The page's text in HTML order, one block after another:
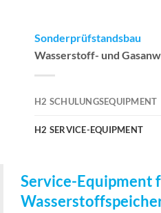
Sonderprüfstandsbau
Wasserstoff- und
H2 SCHULUNGSEQUIPMENT
H2 SERVICE-EQUIPMENT
Service-Equipment